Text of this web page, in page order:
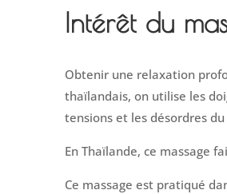
Intérêt du
Obtenir une relaxation
thaïlandais, on utilise les
tensions et les désordres
En Thaïlande, ce massage
Ce massage est pratiqué